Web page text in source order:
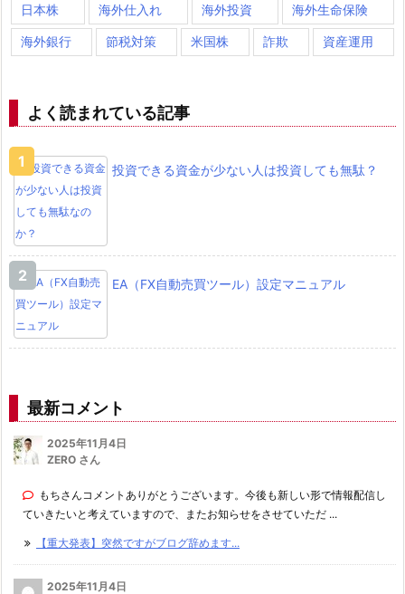
日本株 海外仕入れ 海外投資 海外生命保険
海外銀行 節税対策 米国株 詐欺 資産運用
よく読まれている記事
投資できる資金が少ない人は投資しても無駄？
EA（FX自動売買ツール）設定マニュアル
最新コメント
2025年11月4日
ZERO さん
もちさんコメントありがとうございます。今後も新しい形で情報配信し
ていきたいと考えていますので、またお知らせをさせていただ ...
【重大発表】突然ですがブログ辞めます...
2025年11月4日